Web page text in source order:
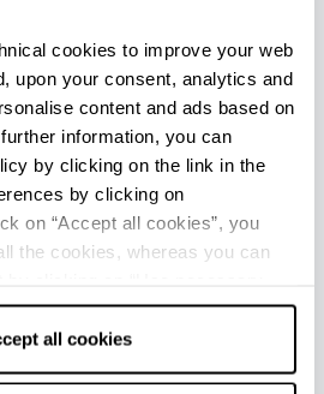
cookies to improve your web
upon your consent, analytics and
content and ads based on
information, you can
by clicking on the link in the
by clicking on
on “Accept all cookies”, you
the cookies, whereas you can
the technical cookies for the
website will be used.
all cookies
regionale dell'Alto
,Sestola,Fiumalbo,
di Macogno e
perfetti da cui partire
boschi e le vallate del
Cimone.
di Fellicarolo sono
in cui cimentarsi,